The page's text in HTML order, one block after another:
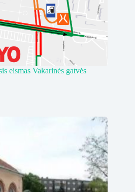
eismas Vakarinės gatvės